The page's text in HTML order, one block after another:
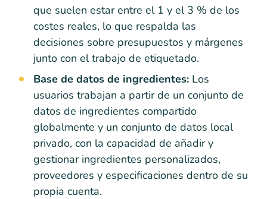
que suelen estar entre el 1 y el 3 % de los
costes reales, lo que respalda las
decisiones sobre presupuestos y márgenes
junto con el trabajo de etiquetado.
Base de datos de ingredientes: Los
usuarios trabajan a partir de un conjunto de
datos de ingredientes compartido
globalmente y un conjunto de datos local
privado, con la capacidad de añadir y
gestionar ingredientes personalizados,
proveedores y especificaciones dentro de su
propia cuenta.